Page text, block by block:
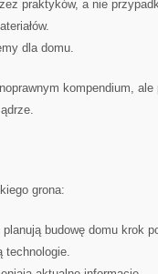
praktyków, a nie
dla domu.
kompendium,
grona:
budowę domu krok
technologie.